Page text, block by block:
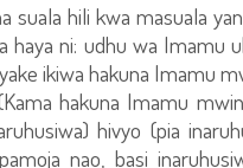
suala hili kwa masuala
haya ni: udhu wa Imamu
ikiwa hakuna Imamu
hakuna Imamu
hivyo (pia
nao, basi